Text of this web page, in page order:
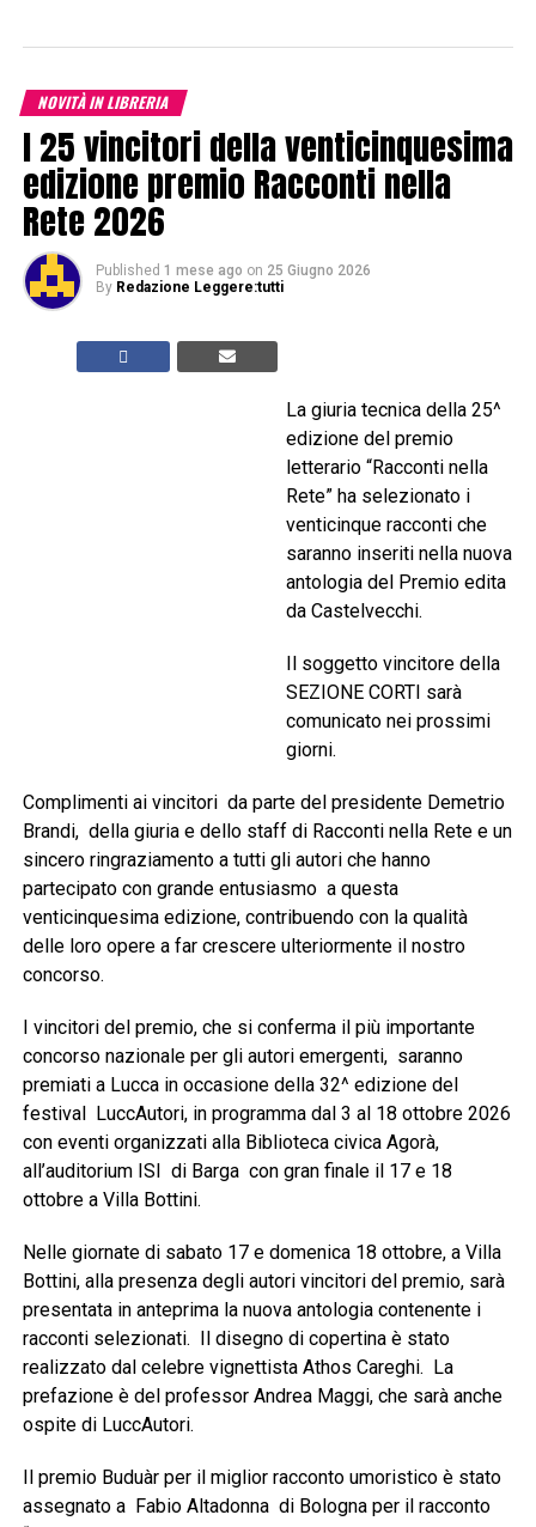
NOVITÀ IN LIBRERIA
I 25 vincitori della venticinquesima
edizione premio Racconti nella
Rete 2026
Published 1 mese ago on 25 Giugno 2026
By Redazione Leggere:tutti
La giuria tecnica della 25^
edizione del premio
letterario “Racconti nella
Rete” ha selezionato i
venticinque racconti che
saranno inseriti nella nuova
antologia del Premio edita
da Castelvecchi.
Il soggetto vincitore della
SEZIONE CORTI sarà
comunicato nei prossimi
giorni.
Complimenti ai vincitori da parte del presidente Demetrio
Brandi, della giuria e dello staff di Racconti nella Rete e un
sincero ringraziamento a tutti gli autori che hanno
partecipato con grande entusiasmo a questa
venticinquesima edizione, contribuendo con la qualità
delle loro opere a far crescere ulteriormente il nostro
concorso.
I vincitori del premio, che si conferma il più importante
concorso nazionale per gli autori emergenti, saranno
premiati a Lucca in occasione della 32^ edizione del
festival LuccAutori, in programma dal 3 al 18 ottobre 2026
con eventi organizzati alla Biblioteca civica Agorà,
all’auditorium ISI di Barga con gran finale il 17 e 18
ottobre a Villa Bottini.
Nelle giornate di sabato 17 e domenica 18 ottobre, a Villa
Bottini, alla presenza degli autori vincitori del premio, sarà
presentata in anteprima la nuova antologia contenente i
racconti selezionati. Il disegno di copertina è stato
realizzato dal celebre vignettista Athos Careghi. La
prefazione è del professor Andrea Maggi, che sarà anche
ospite di LuccAutori.
Il premio Buduàr per il miglior racconto umoristico è stato
assegnato a Fabio Altadonna di Bologna per il racconto